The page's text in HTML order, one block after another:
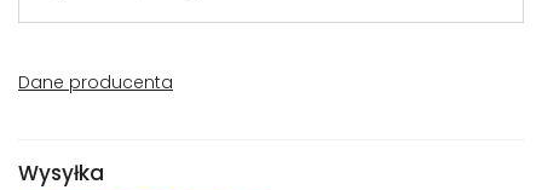
Dane producenta
Wysyłka